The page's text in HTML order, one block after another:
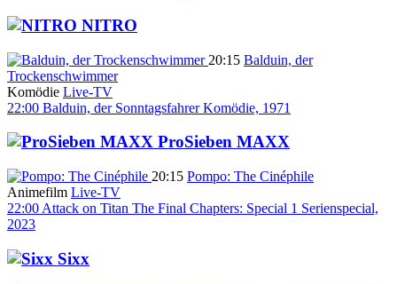
NITRO
20:15 Balduin, der
Trockenschwimmer
Komödie Live-TV
22:00 Balduin, der Sonntagsfahrer Komödie, 1971
ProSieben MAXX
20:15 Pompo: The Cinéphile
Animefilm Live-TV
22:00 Attack on Titan The Final Chapters: Special 1 Serienspecial,
2023
Sixx